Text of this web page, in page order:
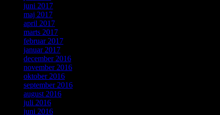
juni 2017
maj 2017
april 2017
marts 2017
februar 2017
januar 2017
december 2016
november 2016
oktober 2016
september 2016
august 2016
juli 2016
juni 2016